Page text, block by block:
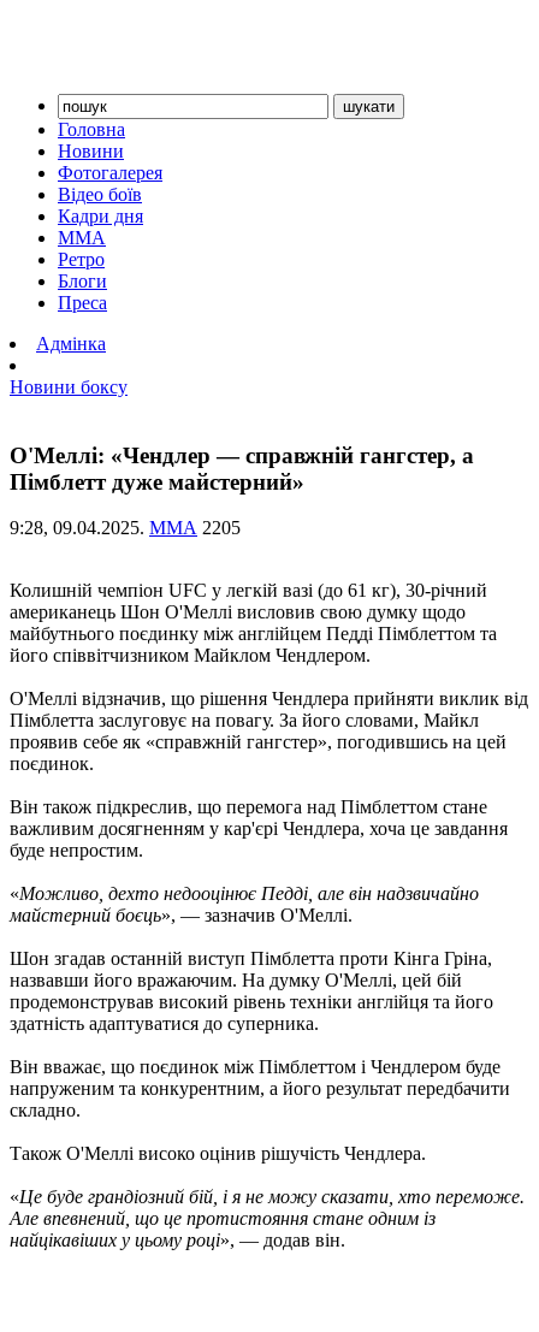
Головна
Новини
Фотогалерея
Відео боїв
Кадри дня
ММА
Ретро
Блоги
Преса
Адмінка
Новини боксу
О'Меллі: «Чендлер — справжній гангстер, а
Пімблетт дуже майстерний»
9:28, 09.04.2025. ММА 2205
Колишній чемпіон UFC у легкій вазі (до 61 кг), 30-річний
американець Шон О'Меллі висловив свою думку щодо
майбутнього поєдинку між англійцем Педді Пімблеттом та
його співвітчизником Майклом Чендлером.
О'Меллі відзначив, що рішення Чендлера прийняти виклик від
Пімблетта заслуговує на повагу. За його словами, Майкл
проявив себе як «справжній гангстер», погодившись на цей
поєдинок.
Він також підкреслив, що перемога над Пімблеттом стане
важливим досягненням у кар'єрі Чендлера, хоча це завдання
буде непростим.
«Можливо, дехто недооцінює Педді, але він надзвичайно
майстерний боєць», — зазначив О'Меллі.
Шон згадав останній виступ Пімблетта проти Кінга Гріна,
назвавши його вражаючим. На думку О'Меллі, цей бій
продемонстрував високий рівень техніки англійця та його
здатність адаптуватися до суперника.
Він вважає, що поєдинок між Пімблеттом і Чендлером буде
напруженим та конкурентним, а його результат передбачити
складно.
Також О'Меллі високо оцінив рішучість Чендлера.
«Це буде грандіозний бій, і я не можу сказати, хто переможе.
Але впевнений, що це протистояння стане одним із
найцікавіших у цьому році», — додав він.